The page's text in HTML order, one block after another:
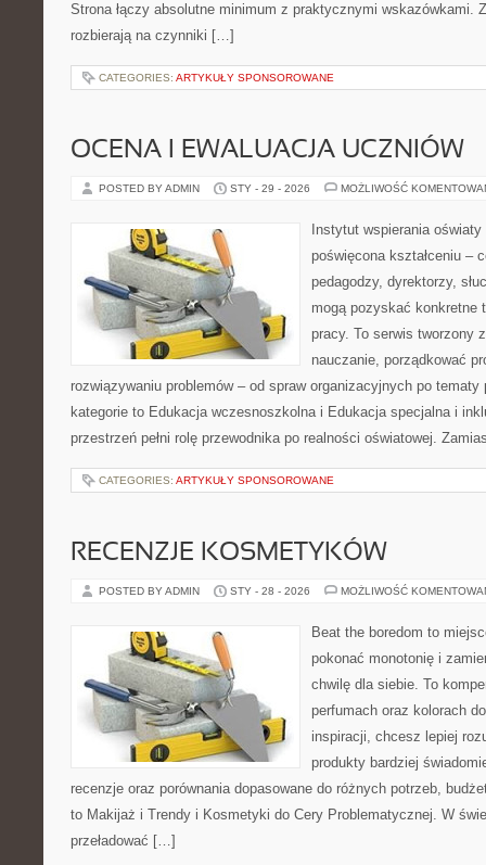
Strona łączy absolutne minimum z praktycznymi wskazówkami.
rozbierają na czynniki […]
CATEGORIES: ARTYKUŁY SPONSOROWANE
OCENA I EWALUACJA UCZNIÓW
POSTED BY ADMIN STY - 29 - 2026 MOŻLIWOŚĆ
Instytut wspierania
poświęcona kształceniu –
pedagodzy, dyrektorzy,
mogą pozyskać konkretne
pracy. To serwis tworzony
nauczanie, porządkować
rozwiązywaniu problemów – od spraw organizacyjnych po
kategorie to Edukacja wczesnoszkolna i Edukacja specjalna i
przestrzeń pełni rolę przewodnika po realności oświatowej.
CATEGORIES: ARTYKUŁY SPONSOROWANE
RECENZJE KOSMETYKÓW
POSTED BY ADMIN STY - 28 - 2026 MOŻLIWOŚĆ
Beat the boredom to
pokonać monotonię i
chwilę dla siebie. To
perfumach oraz kolorach
inspiracji, chcesz lepiej
produkty bardziej
recenzje oraz porównania dopasowane do różnych potrzeb,
to Makijaż i Trendy i Kosmetyki do Cery Problematycznej. W
przeładować […]